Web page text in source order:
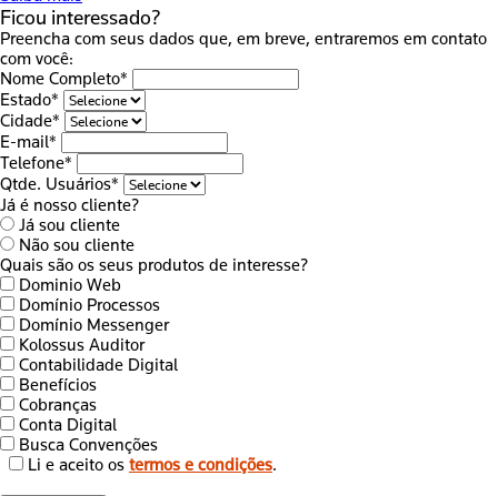
Ficou interessado?
Preencha com seus dados que, em breve, entraremos em contato
com você:
Nome Completo*
Estado*
Cidade*
E-mail*
Telefone*
Qtde. Usuários*
Já é nosso cliente?
Já sou cliente
Não sou cliente
Quais são os seus produtos de interesse?
Dominio Web
Domínio Processos
Domínio Messenger
Kolossus Auditor
Contabilidade Digital
Benefícios
Cobranças
Conta Digital
Busca Convenções
Li e aceito os termos e condições.